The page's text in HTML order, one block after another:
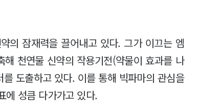
의 잠재력을 끌어내고 있다. 그가 이끄는 엠
천연물 신약의 작용기전(약물이 효과를 나
도출하고 있다. 이를 통해 빅파마의 관심을
에 성큼 다가가고 있다.